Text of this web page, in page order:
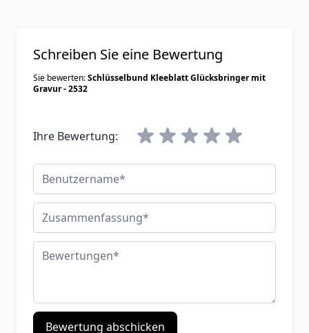
Schreiben Sie eine Bewertung
Sie bewerten:Schlüsselbund Kleeblatt Glücksbringer mit
Gravur - 2532
Ihre Bewertung:
Benutzername
Zusammenfassung
Bewertungen
Bewertung abschicken